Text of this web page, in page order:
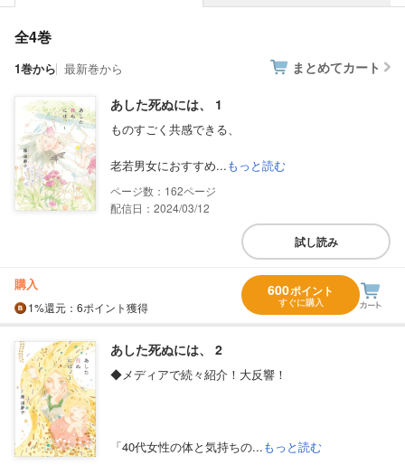
全4巻
1巻から 最新巻から まとめてカート
あした死ぬには、 1
ものすごく共感できる、
老若男女におすすめ...もっと読む
162
配信日：2024/03/12
試し読み
購入
1%還元 ：6ポイント獲得
600ポイント
すぐに購入
あした死ぬには、 2
◆メディアで続々紹介！大反響！
「40代女性の体と気持ちの...もっと読む